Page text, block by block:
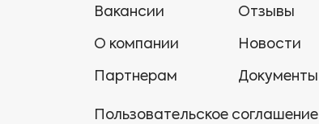
Вакансии
О компании
Партнерам
Отзывы
Новости
Документы
Пользовательское соглашение